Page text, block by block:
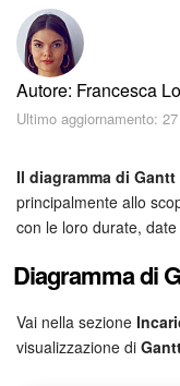
Registrazione
Piani e
Come
Messenger
Autore: Francesca
Ultimo aggiornamento:
Il diagramma di Gantt
principalmente allo
con le loro durate,
Diagramma di
Vai nella sezione
visualizzazione di